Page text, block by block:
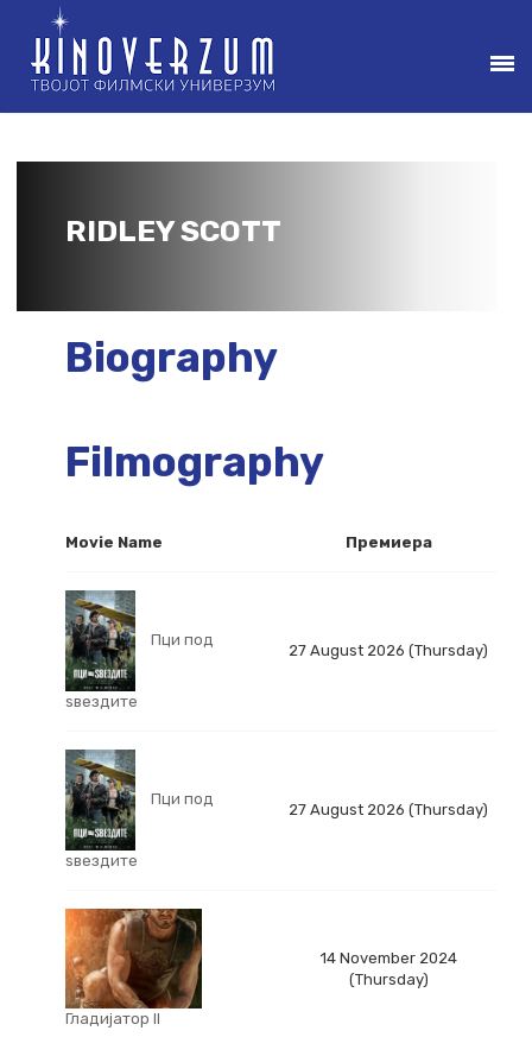
RIDLEY SCOTT
Biography
Filmography
Movie Name Премиера
Пци под
ѕвездите
27 August 2026 (Thursday)
Пци под
ѕвездите
27 August 2026 (Thursday)
Гладијатор II
14 November 2024
(Thursday)